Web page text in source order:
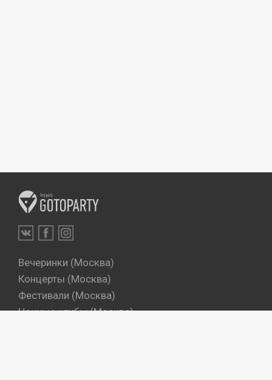
Вечеринки (Москва)
Концерты (Москва)
Фестивали (Москва)
Ночные клубы (Москва)